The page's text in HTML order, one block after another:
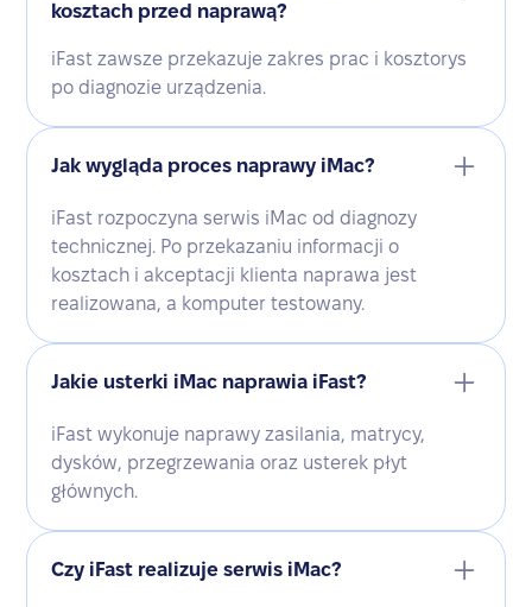
kosztach przed naprawą?
iFast zawsze przekazuje zakres prac i kosztorys
po diagnozie urządzenia.
Jak wygląda proces naprawy iMac?
iFast rozpoczyna serwis iMac od diagnozy
technicznej. Po przekazaniu informacji o
kosztach i akceptacji klienta naprawa jest
realizowana, a komputer testowany.
Jakie usterki iMac naprawia iFast?
iFast wykonuje naprawy zasilania, matrycy,
dysków, przegrzewania oraz usterek płyt
głównych.
Czy iFast realizuje serwis iMac?